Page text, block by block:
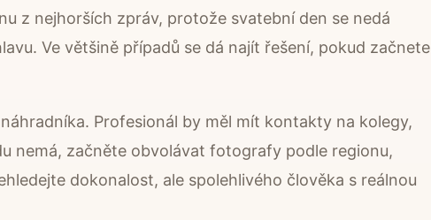
z nejhorších zpráv, protože svatební den se nedá
Ve většině případů se dá najít řešení, pokud začnete
Profesionál by měl mít kontakty na kolegy,
nemá, začněte obvolávat fotografy podle regionu,
dokonalost, ale spolehlivého člověka s reálnou